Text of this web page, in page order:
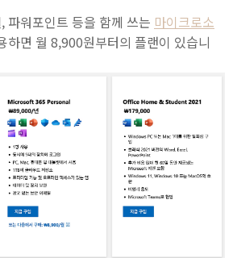
파워포인트 등을 함께 쓰는 마이크로소
하면 월 8,900원부터의 플랜이 있습니